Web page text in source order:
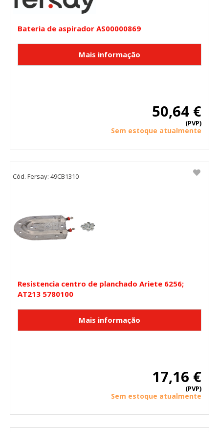
Bateria de aspirador AS00000869
50,64 €
(PVP)
Sem estoque atualmente
Resistencia centro de planchado Ariete 6256;
AT213 5780100
17,16 €
(PVP)
Sem estoque atualmente
Cód. Fersay: 49CB1310